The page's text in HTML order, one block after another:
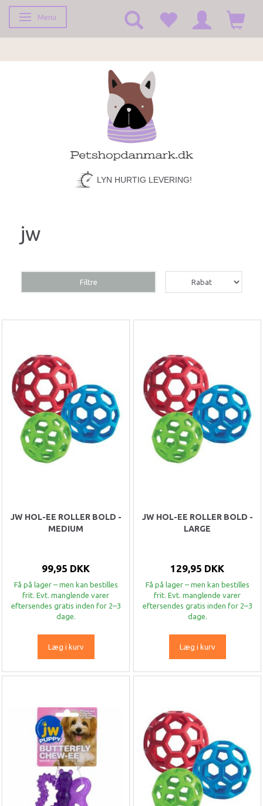
Skifte navigation
Menu
LYN HURTIG LEVERING!
jw
Filtre
JW HOL-EE ROLLER BOLD -
MEDIUM
99,95 DKK
Få på lager – men kan bestilles
frit. Evt. manglende varer
eftersendes gratis inden for 2–3
dage.
Læg i kurv
JW HOL-EE ROLLER BOLD -
LARGE
129,95 DKK
Få på lager – men kan bestilles
frit. Evt. manglende varer
eftersendes gratis inden for 2–3
dage.
Læg i kurv